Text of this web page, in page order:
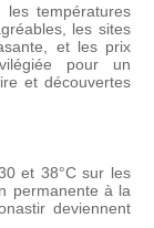
températures
les sites
et les prix
pour un
et découvertes
et 38°C sur les
permanente à la
deviennent